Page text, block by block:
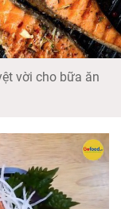
vời cho bữa ăn